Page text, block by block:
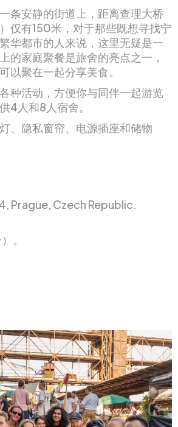
条安静的街道上，距离查理大桥
仅有150米，对于那些既想寻找宁
华都市的人来说，这里无疑是一
的家庭聚餐是旅舍的亮点之一，
以聚在一起分享美食。
种活动，方便你与同伴一起游览
4人和8人宿舍。
、隐私窗帘、电源插座和储物
Prague, Czech Republic.
。